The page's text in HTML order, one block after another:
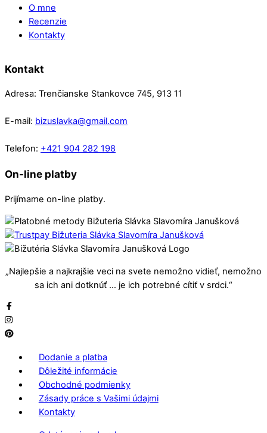
O mne
Recenzie
Kontakty
Kontakt
Adresa: Trenčianske Stankovce 745, 913 11
E-mail: bizuslavka@gmail.com
Telefon: +421 904 282 198
On-line platby
Prijímame on-line platby.
„Najlepšie a najkrajšie veci na svete nemožno vidieť, nemožno
sa ich ani dotknúť … je ich potrebné cítiť v srdci.“
Dodanie a platba
Dôležité informácie
Obchodné podmienky
Zásady práce s Vašimi údajmi
Kontakty